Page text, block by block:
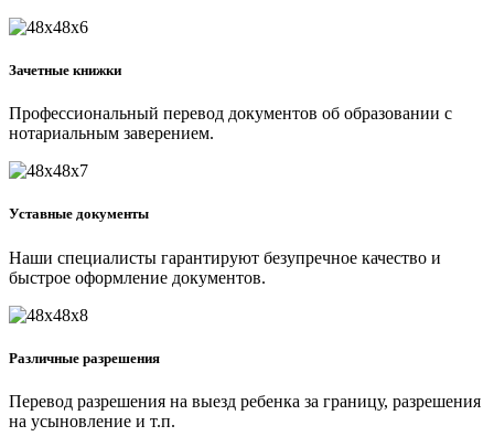
Зачетные книжки
Профессиональный перевод документов об образовании с
нотариальным заверением.
Уставные документы
Наши специалисты гарантируют безупречное качество и
быстрое оформление документов.
Различные разрешения
Перевод разрешения на выезд ребенка за границу, разрешения
на усыновление и т.п.